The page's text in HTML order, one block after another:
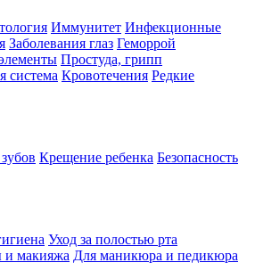
Иммунитет Инфекционные
Заболевания глаз Геморрой
Простуда, грипп
система Кровотечения Редкие
Крещение ребенка Безопасность
Уход за полостью рта
и макияжа Для маникюра и педикюра